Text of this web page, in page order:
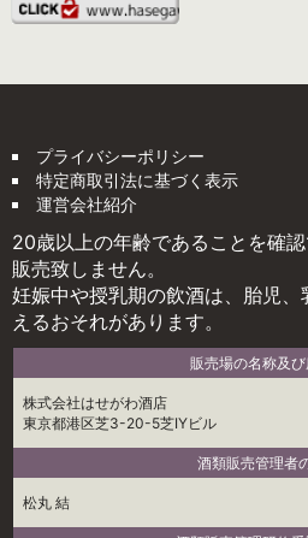
プライバシーポリシー
特定商取引法に基づく表示
運営会社紹介
20歳以上の年齢であることを確
販売致しません。
妊娠中や授乳期の飲酒は、胎児
えるおそれがあります。
販売場の名称及
株式会社はせがわ酒店
東京都港区芝3-20-5芝IYビル
酒類販売管理者
松丸 結